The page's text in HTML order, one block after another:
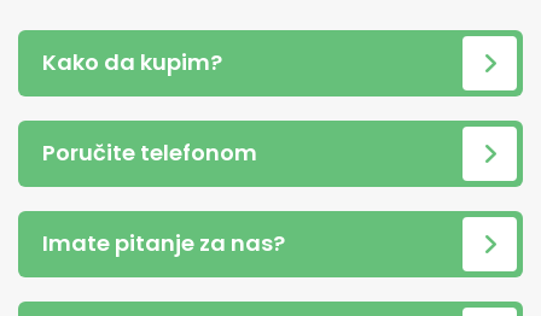
Kako da kupim?
Poručite telefonom
Imate pitanje za nas?